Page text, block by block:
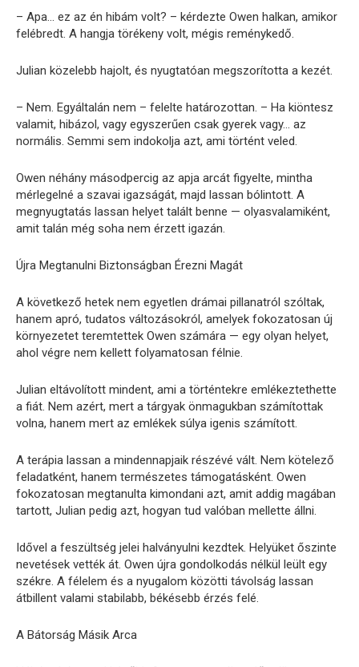
– Apa… ez az én hibám volt? – kérdezte Owen halkan, amikor
felébredt. A hangja törékeny volt, mégis reménykedő.
Julian közelebb hajolt, és nyugtatóan megszorította a kezét.
– Nem. Egyáltalán nem – felelte határozottan. – Ha kiöntesz
valamit, hibázol, vagy egyszerűen csak gyerek vagy… az
normális. Semmi sem indokolja azt, ami történt veled.
Owen néhány másodpercig az apja arcát figyelte, mintha
mérlegelné a szavai igazságát, majd lassan bólintott. A
megnyugtatás lassan helyet talált benne — olyasvalamiként,
amit talán még soha nem érzett igazán.
Újra Megtanulni Biztonságban Érezni Magát
A következő hetek nem egyetlen drámai pillanatról szóltak,
hanem apró, tudatos változásokról, amelyek fokozatosan új
környezetet teremtettek Owen számára — egy olyan helyet,
ahol végre nem kellett folyamatosan félnie.
Julian eltávolított mindent, ami a történtekre emlékeztethette
a fiát. Nem azért, mert a tárgyak önmagukban számítottak
volna, hanem mert az emlékek súlya igenis számított.
A terápia lassan a mindennapjaik részévé vált. Nem kötelező
feladatként, hanem természetes támogatásként. Owen
fokozatosan megtanulta kimondani azt, amit addig magában
tartott, Julian pedig azt, hogyan tud valóban mellette állni.
Idővel a feszültség jelei halványulni kezdtek. Helyüket őszinte
nevetések vették át. Owen újra gondolkodás nélkül leült egy
székre. A félelem és a nyugalom közötti távolság lassan
átbillent valami stabilabb, békésebb érzés felé.
A Bátorság Másik Arca